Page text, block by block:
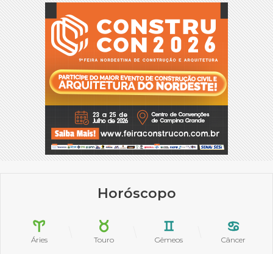
Horóscopo
Áries Touro Gêmeos Câncer